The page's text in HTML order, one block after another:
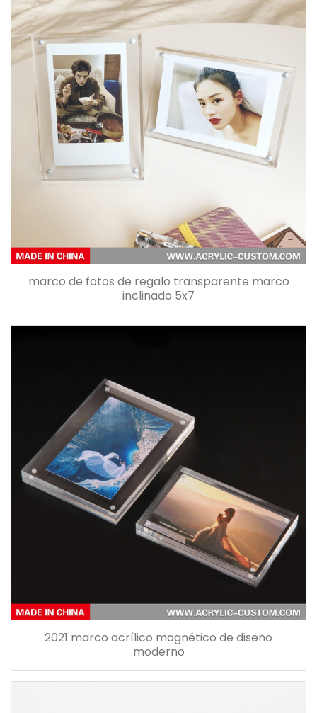
marco de fotos de regalo transparente marco
inclinado 5x7
2021 marco acrílico magnético de diseño
moderno